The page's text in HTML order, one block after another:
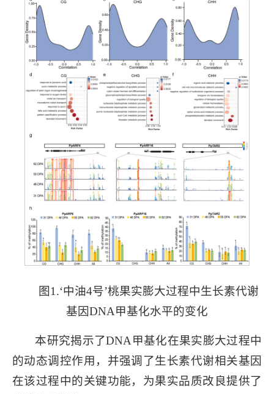
图1.‘中油4号’桃果实膨大过程中生长素代谢
基因DNA甲基化水平的变化
本研究揭示了DNA甲基化在果实膨大过程中
的动态调控作用，并强调了生长素代谢相关基因
在该过程中的关键功能，为果实品质改良提供了